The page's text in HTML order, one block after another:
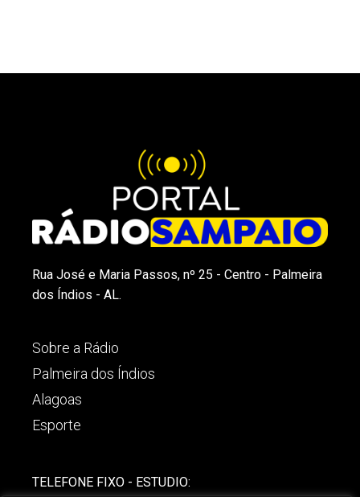
Rua José e Maria Passos, nº 25 - Centro - Palmeira
dos Índios - AL.
Sobre a Rádio
Palmeira dos Índios
Alagoas
Esporte
TELEFONE FIXO - ESTUDIO: